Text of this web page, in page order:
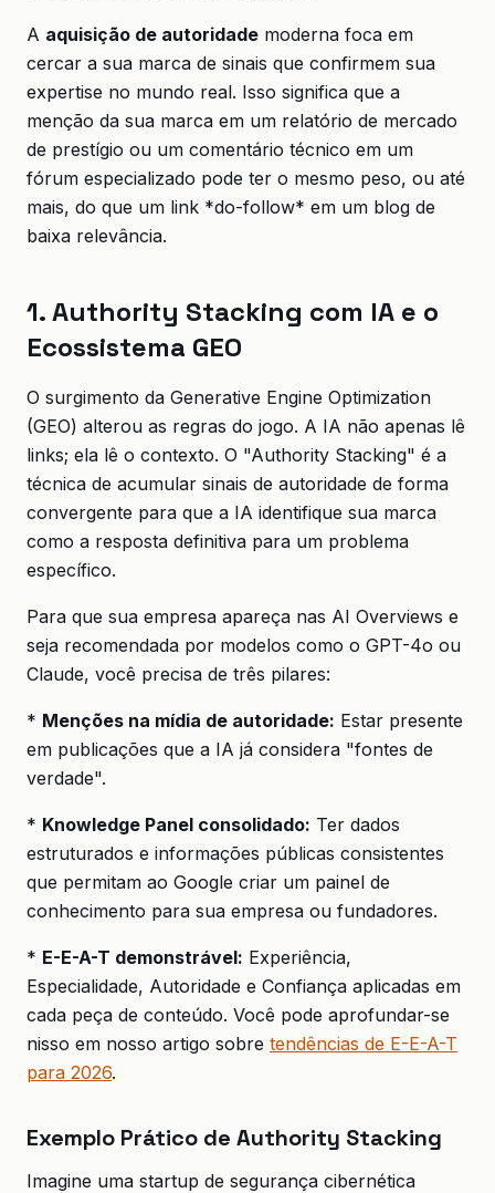
A aquisição de autoridade moderna foca em
cercar a sua marca de sinais que confirmem sua
expertise no mundo real. Isso significa que a
menção da sua marca em um relatório de mercado
de prestígio ou um comentário técnico em um
fórum especializado pode ter o mesmo peso, ou até
mais, do que um link *do-follow* em um blog de
baixa relevância.
1. Authority Stacking com IA e o
Ecossistema GEO
O surgimento da Generative Engine Optimization
(GEO) alterou as regras do jogo. A IA não apenas lê
links; ela lê o contexto. O "Authority Stacking" é a
técnica de acumular sinais de autoridade de forma
convergente para que a IA identifique sua marca
como a resposta definitiva para um problema
específico.
Para que sua empresa apareça nas AI Overviews e
seja recomendada por modelos como o GPT-4o ou
Claude, você precisa de três pilares:
* Menções na mídia de autoridade: Estar presente
em publicações que a IA já considera "fontes de
verdade".
* Knowledge Panel consolidado: Ter dados
estruturados e informações públicas consistentes
que permitam ao Google criar um painel de
conhecimento para sua empresa ou fundadores.
* E-E-A-T demonstrável: Experiência,
Especialidade, Autoridade e Confiança aplicadas em
cada peça de conteúdo. Você pode aprofundar-se
nisso em nosso artigo sobre tendências de E-E-A-T
para 2026.
Exemplo Prático de Authority Stacking
Imagine uma startup de segurança cibernética